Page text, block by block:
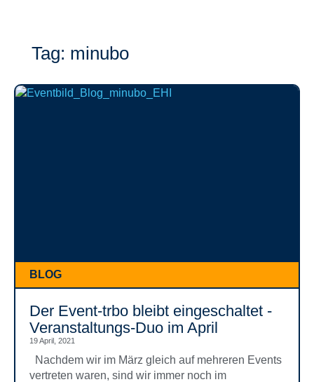
Tag: minubo
BLOG
Der Event-trbo bleibt eingeschaltet -
Veranstaltungs-Duo im April
19 April, 2021
Nachdem wir im März gleich auf mehreren Events
vertreten waren, sind wir immer noch im